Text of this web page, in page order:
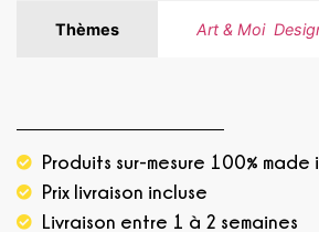
Thèmes Art & Moi,
Produits sur-mesure 100% made
Prix livraison incluse
Livraison entre 1 à 2 semaines